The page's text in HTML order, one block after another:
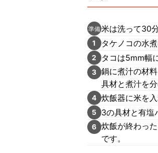
準備米は洗って30
1 タケノコの水
2 タコは5mm幅
3 鍋に煮汁の材
具材と煮汁を分
4 炊飯器に米を
5 3の具材と有塩
6 炊飯が終わっ
です。